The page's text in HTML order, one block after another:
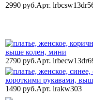
2990 руб.Арт.
2790 руб.Арт.
1490 руб.Арт. lrakw303